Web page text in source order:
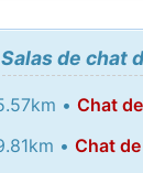
de chat
• Chat
• Chat